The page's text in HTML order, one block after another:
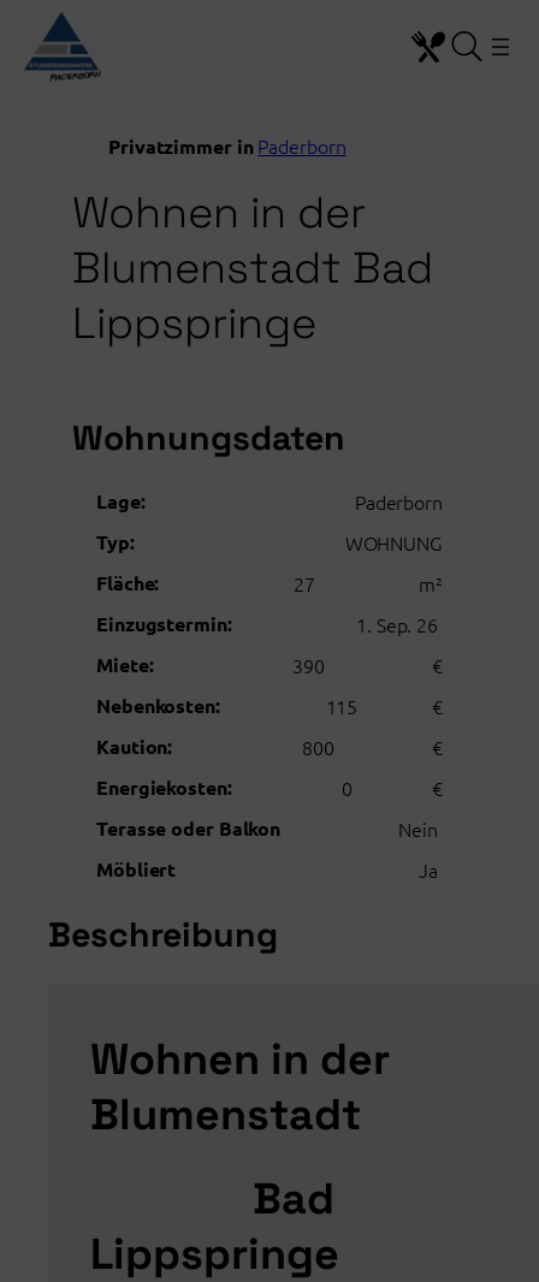
Inhalt
springen
Privatzimmer inPaderborn
Wohnen in der
Blumenstadt Bad
Lippspringe
Wohnungsdaten
Lage: Paderborn
Typ: WOHNUNG
Fläche: 27 m²
Einzugstermin: 1. Sep. 26
Miete: 390 €
Nebenkosten: 115 €
Kaution: 800 €
Energiekosten: 0 €
Terasse oder Balkon Nein
Möbliert Ja
Beschreibung
Wohnen in der
Blumenstadt
Bad